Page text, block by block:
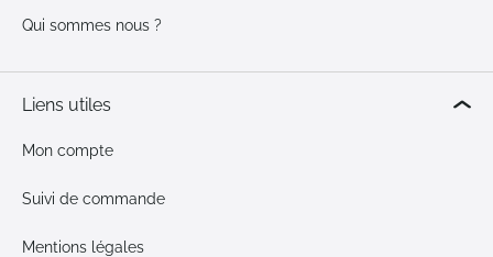
Qui sommes nous ?
Liens utiles
Mon compte
Suivi de commande
Mentions légales